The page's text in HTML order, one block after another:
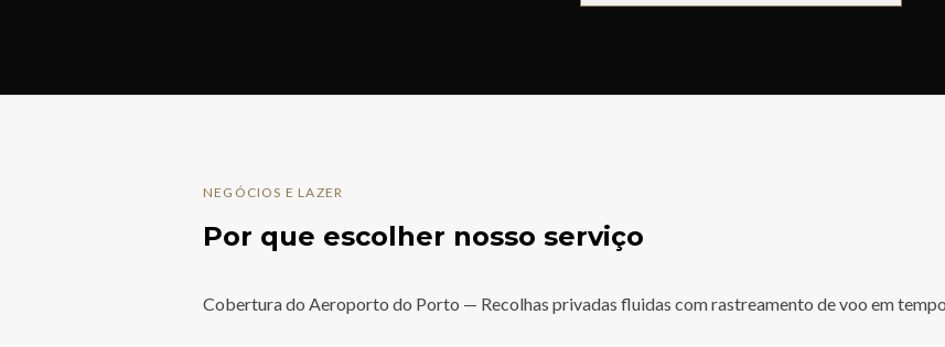
NEGÓCIOS E LAZER
Por que escolher nosso serviço
Cobertura do Aeroporto do Porto — Recolhas privadas fluidas com rastreamento de voo em